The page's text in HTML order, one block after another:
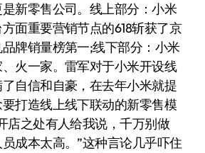
新零售公司。线上部分：小米
面重要营销节点的618斩获了京
牌销量榜第一;线下部分：小米
火一家。雷军对于小米开设线
自信和自豪，在去年小米就提
打造线上线下联动的新零售模
店之处有人给我说，千万别做
成本太高。”这种言论几乎吓住